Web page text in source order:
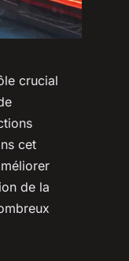
crucial
cet
de la